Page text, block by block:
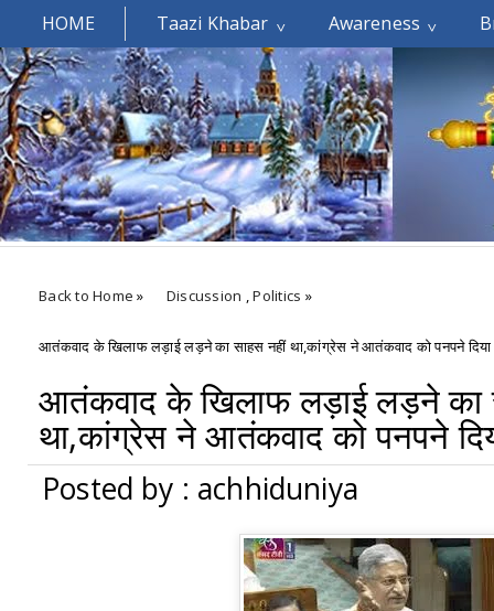
HOME Taazi Khabar Awareness
Welcomes You.....
Back to Home » Discussion ,Politics »
आतंकवाद के खिलाफ लड़ाई लड़ने का साहस नहीं था,कांग्रेस ने आतंकवाद को पनपने दिया
आतंकवाद के खिलाफ लड़ाई लड़ने का
था,कांग्रेस ने आतंकवाद को पनपने
Posted by : achhiduniya